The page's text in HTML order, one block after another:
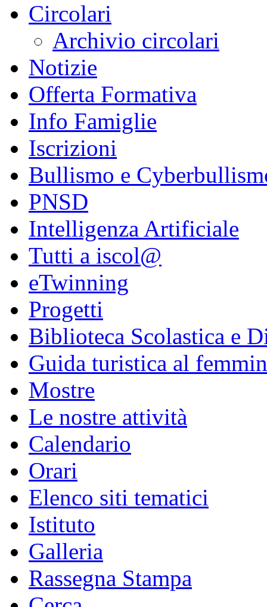
Circolari
Archivio circolari
Notizie
Offerta Formativa
Info Famiglie
Iscrizioni
Bullismo e
PNSD
Intelligenza Artificiale
Tutti a iscol@
eTwinning
Progetti
Biblioteca Scolastica e
Guida turistica al
Mostre
Le nostre attività
Calendario
Orari
Elenco siti tematici
Istituto
Galleria
Rassegna Stampa